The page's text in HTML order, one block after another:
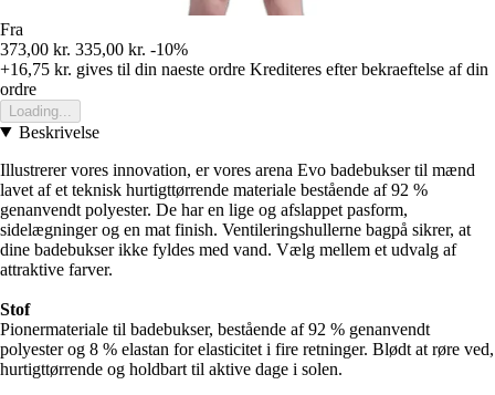
Fra
373,00 kr. 335,00 kr. -10%
+16,75 kr. gives til din naeste ordre Krediteres efter bekraeftelse af din
ordre
Loading...
Beskrivelse
Illustrerer vores innovation, er vores arena Evo badebukser til mænd
lavet af et teknisk hurtigttørrende materiale bestående af 92 %
genanvendt polyester. De har en lige og afslappet pasform,
sidelægninger og en mat finish. Ventileringshullerne bagpå sikrer, at
dine badebukser ikke fyldes med vand. Vælg mellem et udvalg af
attraktive farver.
Stof
Pionermateriale til badebukser, bestående af 92 % genanvendt
polyester og 8 % elastan for elasticitet i fire retninger. Blødt at røre ved,
hurtigttørrende og holdbart til aktive dage i solen.